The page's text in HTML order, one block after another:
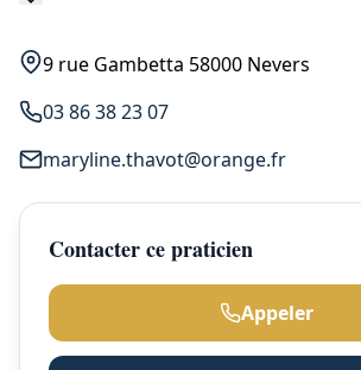
9 rue Gambetta 58000 Nevers
03 86 38 23 07
maryline.thavot@orange.fr
Contacter ce praticien
Appeler